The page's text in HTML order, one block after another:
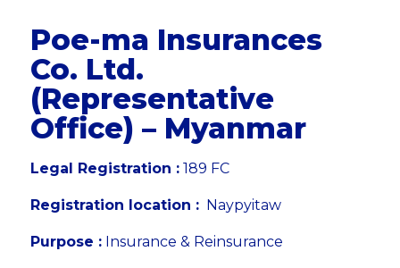
Poe-ma Insurances
Co. Ltd.
(Representative
Office) – Myanmar
Legal Registration : 189 FC
Registration location : Naypyitaw
Purpose : Insurance & Reinsurance